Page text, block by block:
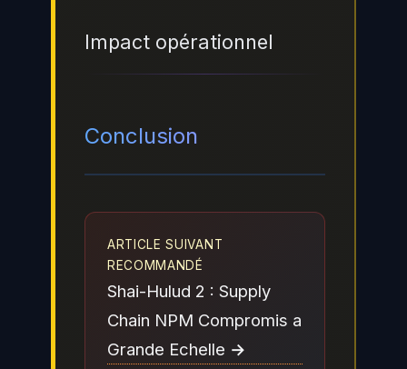
Impact opérationnel
Conclusion
ARTICLE SUIVANT
RECOMMANDÉ
Shai-Hulud 2 : Supply
Chain NPM Compromis a
Grande Echelle →